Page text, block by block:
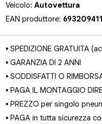
Veicolo:Autovettura
EAN produttore:
▪ SPEDIZIONE GRATUITA
▪ GARANZIA DI 2 ANNI
▪ SODDISFATTI O
▪ PAGA IL MONTAGGIO
▪ PREZZO per singolo
▪ PAGA in tutta sicurezza